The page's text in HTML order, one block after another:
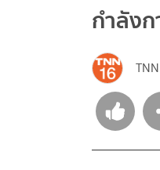
กำลัง